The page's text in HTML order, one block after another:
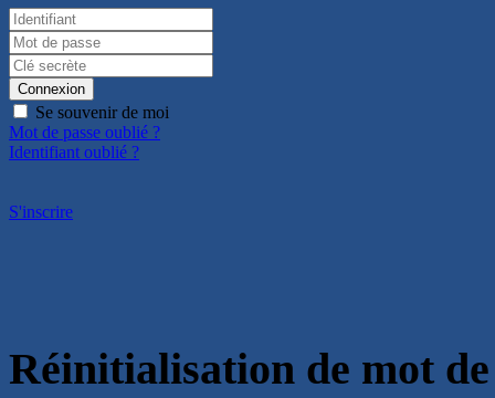
Connexion
Se souvenir de moi
Mot de passe oublié ?
Identifiant oublié ?
S'inscrire
Réinitialisation de mot de